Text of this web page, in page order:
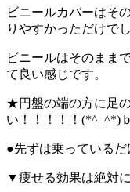
ビニールカバーはそ
りやすかっただけでし
ビニールはそのまま
て良い感じです。
★円盤の端の方に足
い！！！！！(*^_^*)ｂ
●先ずは乗っている
▼痩せる効果は絶対